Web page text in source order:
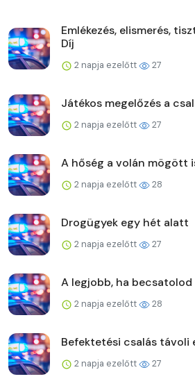
Emlékezés, elismerés,
Díj
2 napja ezelőtt 27
Játékos megelőzés a
2 napja ezelőtt 27
A hőség a volán mögött
2 napja ezelőtt 28
Drogügyek egy hét alatt
2 napja ezelőtt 27
A legjobb, ha becsatolod
2 napja ezelőtt 28
Befektetési csalás távoli
2 napja ezelőtt 27